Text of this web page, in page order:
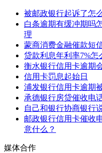
被邮政银行起诉了怎
白条逾期有缓冲期吗
理
蒙商消费金融催款短
贷款利息年利率7%怎
衡水银行信用卡逾期
信用卡罚息起始日
浦发银行信用卡逾期
承德银行房贷催收电
自己和银行协商银行
邮政银行信用卡催收
意什么？
媒体合作